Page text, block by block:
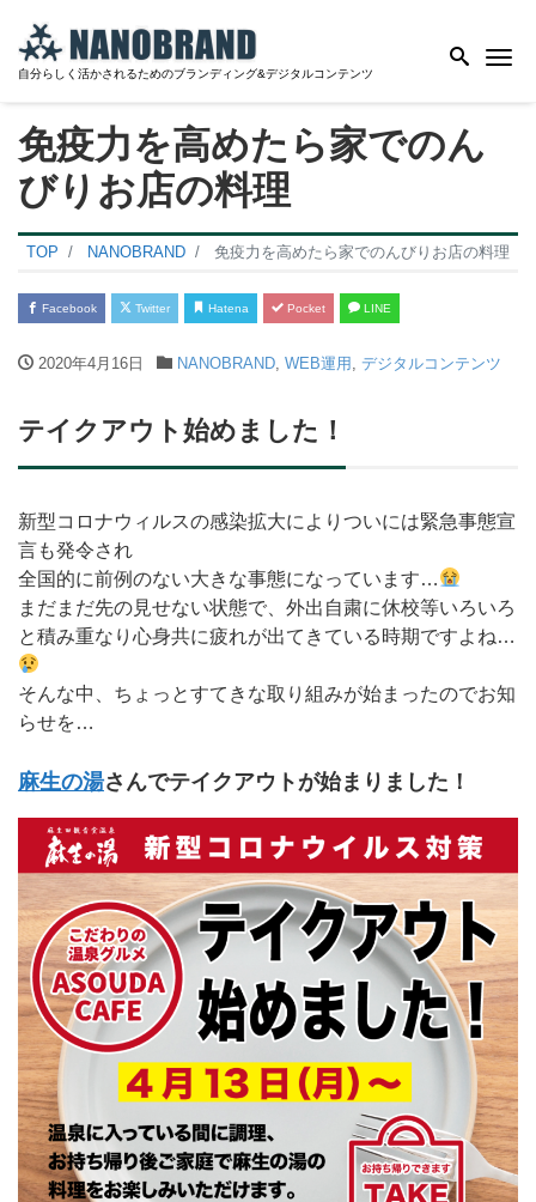
自分らしく活かされるためのブランディング&デジタルコンテンツ
免疫力を高めたら家でのん
びりお店の料理
TOP NANOBRAND 免疫力を高めたら家でのんびりお店の料理
Facebook Twitter Hatena Pocket LINE
2020年4月16日 NANOBRAND, WEB運用 デジタルコンテンツ
テイクアウト始めました！
新型コロナウィルスの感染拡大によりついには緊急事態宣
言も発令され
全国的に前例のない大きな事態になっています…
まだまだ先の見せない状態で、外出自粛に休校等いろいろ
と積み重なり心身共に疲れが出てきている時期ですよね…
そんな中、ちょっとすてきな取り組みが始まったのでお知
らせを…
麻生の湯さんでテイクアウトが始まりました！